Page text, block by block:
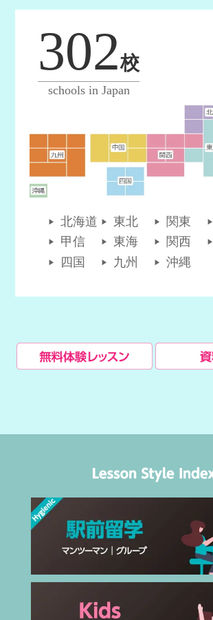
北海道 東北 関東
甲信
東海 関西
四国
九州 沖縄
302校
schools in Japan